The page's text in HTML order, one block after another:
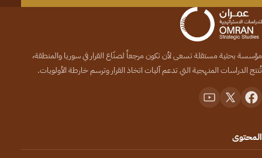
مؤسسة بحثية مستقلة تسعى لأن تكون مرجعاً لصنّاع القرار في سوريا والمنطقة،
تُنتج الدراسات المنهجية التي تدعم آليات اتخاذ القرار وترسم خارطة الأولويات.
المحتوى